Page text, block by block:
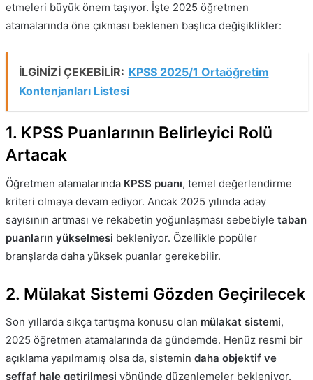
etmeleri büyük önem taşıyor. İşte 2025 öğretmen
atamalarında öne çıkması beklenen başlıca değişiklikler:
İLGİNİZİ ÇEKEBİLİR: KPSS 2025/1 Ortaöğretim
Kontenjanları Listesi
1. KPSS Puanlarının Belirleyici Rolü
Artacak
Öğretmen atamalarında KPSS puanı, temel değerlendirme
kriteri olmaya devam ediyor. Ancak 2025 yılında aday
sayısının artması ve rekabetin yoğunlaşması sebebiyle taban
puanların yükselmesi bekleniyor. Özellikle popüler
branşlarda daha yüksek puanlar gerekebilir.
2. Mülakat Sistemi Gözden Geçirilecek
Son yıllarda sıkça tartışma konusu olan mülakat sistemi,
2025 öğretmen atamalarında da gündemde. Henüz resmi bir
açıklama yapılmamış olsa da, sistemin daha objektif ve
şeffaf hale getirilmesi yönünde düzenlemeler bekleniyor.